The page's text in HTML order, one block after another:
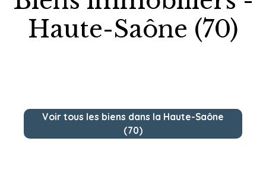
Haute-Saône (70)
Voir tous les biens dans la Haute-Saône
(70)